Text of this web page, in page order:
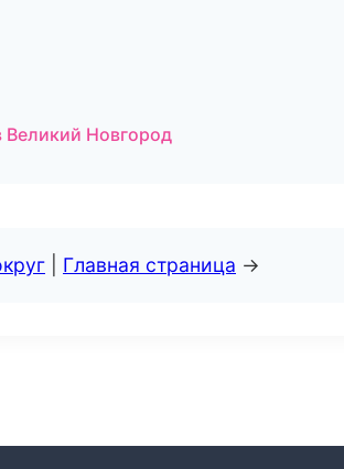
Великий Новгород
Главная страница →